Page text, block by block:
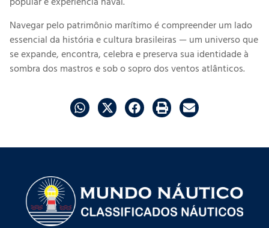
Navegar pelo patrimônio marítimo é compreender um lado
essencial da história e cultura brasileiras — um universo que
se expande, encontra, celebra e preserva sua identidade à
sombra dos mastros e sob o sopro dos ventos atlânticos.